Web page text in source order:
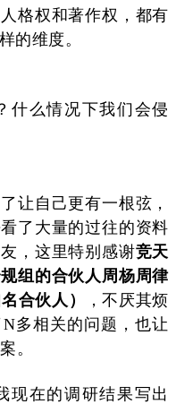
格权和著作权，都有
的维度。
什么情况下我们会侵
让自己更有一根弦，
了大量的过往的资料
，这里特别感谢竞天
组的合伙人周杨周律
合伙人）
，不厌其烦
多相关的问题，也让
。
现在的调研结果写出